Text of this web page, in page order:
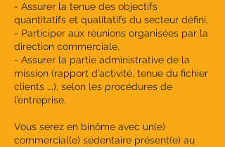
- Assurer la tenue des objectifs
quantitatifs et qualitatifs du secteur défini,
- Participer aux réunions organisées par la
direction commerciale,
- Assurer la partie administrative de la
mission (rapport d’activité, tenue du fichier
clients ….), selon les procédures de
l’entreprise,
Vous serez en binôme avec un(e)
commercial(e) sédentaire présent(e) au